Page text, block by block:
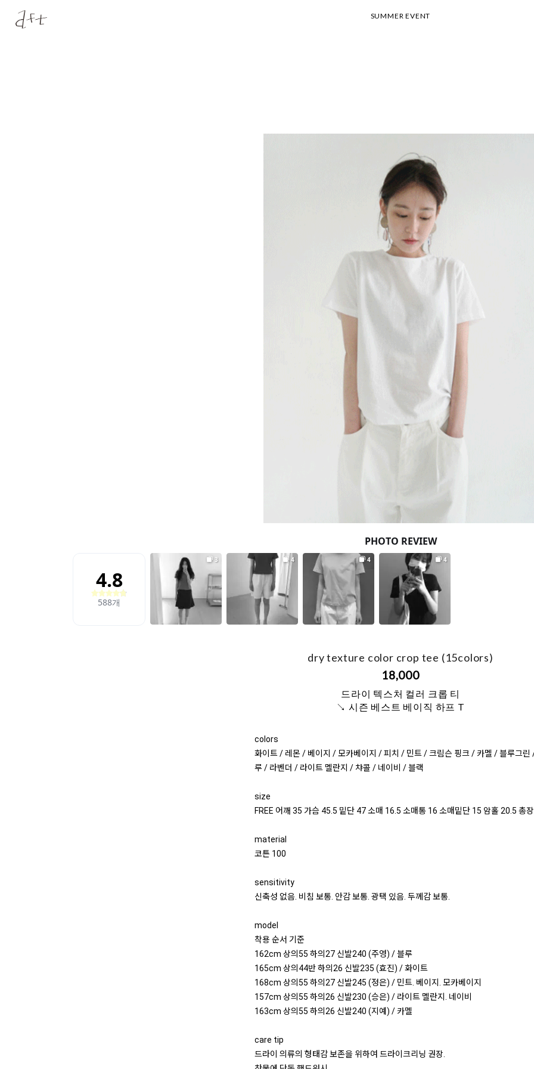
SUMMER EVENT
dry texture color crop tee (15colors)
18,000
드라이 텍스처 컬러 크롭 티
↘ 시즌 베스트 베이직 하프 T
colors
화이트 / 레몬 / 베이지 / 모카베이지 / 피치 / 민트 / 크림슨 핑크 / 카멜 / 블루그린
루 / 라벤더 / 라이트 멜란지 / 챠콜 / 네이비 / 블랙
size
FREE 어깨 35 가슴 45.5 밑단 47 소매 16.5 소매통 16 소매밑단 15 암홀 20.5 총
material
코튼 100
sensitivity
신축성 없음. 비침 보통. 안감 보통. 광택 있음. 두께감 보통.
model
착용 순서 기준
162cm 상의55 하의27 신발240 (주영) / 블루
165cm 상의44반 하의26 신발235 (효진) / 화이트
168cm 상의55 하의27 신발245 (정은) / 민트. 베이지. 모카베이지
157cm 상의55 하의26 신발230 (승은) / 라이트 멜란지. 네이비
163cm 상의55 하의26 신발240 (지예) / 카멜
care tip
드라이 의류의 형태감 보존을 위하여 드라이크리닝 권장.